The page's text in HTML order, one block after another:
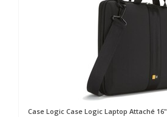
Case Logic Case Logic Laptop Attaché 16"